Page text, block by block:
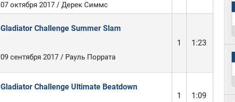
07 октября 2017 / Дерек Симмс
Gladiator Challenge Summer Slam
1
1:23
09 сентября 2017 / Рауль Поррата
Gladiator Challenge Ultimate Beatdown
1
1:09